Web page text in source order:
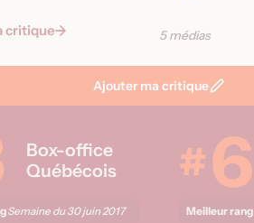
critique 5 médias
Ajouter ma critique
Box-office
Québécois
Semaine du30 juin 2017
#6
Meilleur rang